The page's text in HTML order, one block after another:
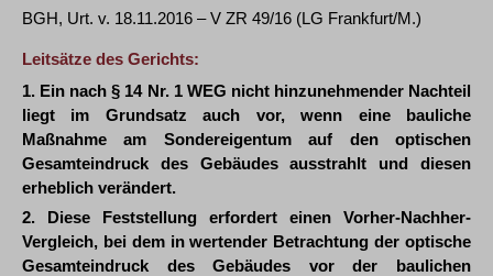
BGH, Urt. v. 18.11.2016 – V ZR 49/16 (LG Frankfurt/M.)
Leitsätze des Gerichts:
1. Ein nach § 14 Nr. 1 WEG nicht hinzunehmender Nachteil
liegt im Grundsatz auch vor, wenn eine bauliche
Maßnahme am Sondereigentum auf den optischen
Gesamteindruck des Gebäudes ausstrahlt und diesen
erheblich verändert.
2. Diese Feststellung erfordert einen Vorher-Nachher-
Vergleich, bei dem in wertender Betrachtung der optische
Gesamteindruck des Gebäudes vor der baulichen